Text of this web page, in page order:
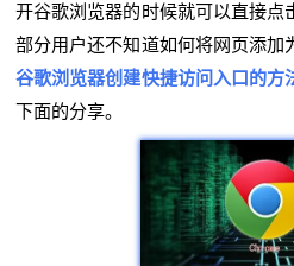
开谷歌浏览器的时候就可以直接
部分用户还不知道如何将网页添加
谷歌浏览器创建快捷访问入口的方
下面的分享。